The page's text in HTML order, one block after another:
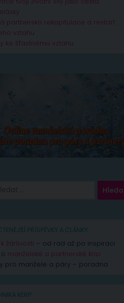
partnerská rekapitulace a restart
vztahu
ke šťastnému vztahu
PŘÍSPĚVKY A ČLÁNKY
žárlivosti – od rad až po inspiraci
manželské a partnerské krizi
pro manžele a páry – poradna
KERP